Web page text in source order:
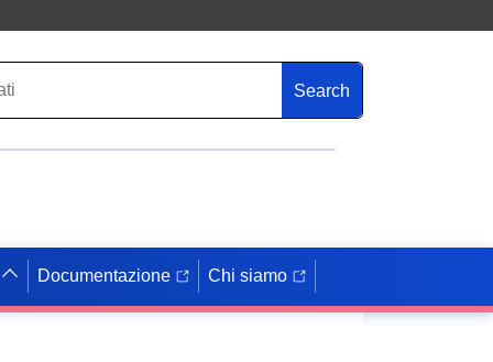
Search
Documentazione Chi siamo